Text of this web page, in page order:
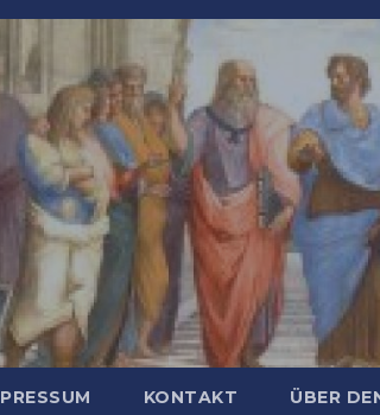
KONTAKT ÜBER